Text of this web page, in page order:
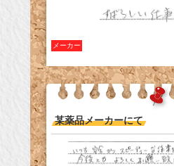
メーカー
某薬品メーカーにて